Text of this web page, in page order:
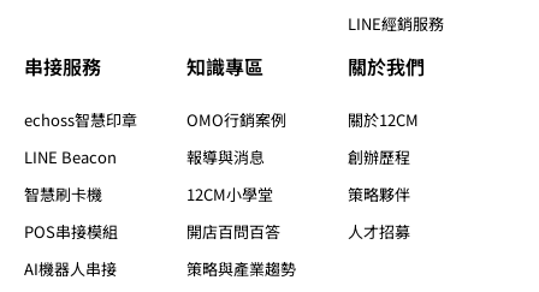
LINE經銷服務
串接服務
echoss智慧印章
LINE Beacon
智慧刷卡機
POS串接模組
AI機器人串接
知識專區​
OMO行銷案例
報導與消息
12CM小學堂
開店百問百答
策略與產業趨勢
關於我們​
關於12CM
創辦歷程
策略夥伴
人才招募